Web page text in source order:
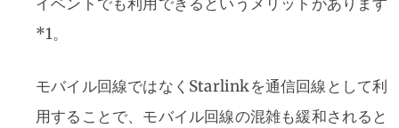
*​1​。
モバイル回線ではなくStarlinkを通信回線として利
用することで、モバイル回線の混雑も緩和されると